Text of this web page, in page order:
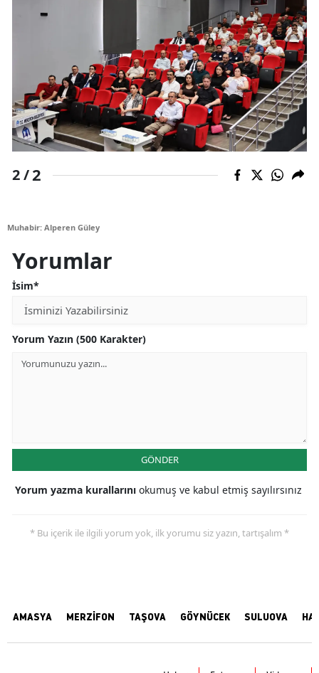
2 /2
Muhabir: Alperen Güley
Yorumlar
İsim*
Yorum Yazın (500 Karakter)
GÖNDER
Yorum yazma kurallarını okumuş ve kabul etmiş sayılırsınız
* Bu içerik ile ilgili yorum yok, ilk yorumu siz yazın, tartışalım *
AMASYA MERZİFON TAŞOVA GÖYNÜCEK SULUOVA